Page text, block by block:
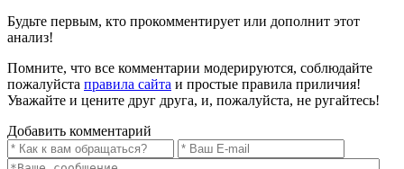
Будьте первым, кто прокомментирует или дополнит этот
анализ!
Помните, что все комментарии модерируются, соблюдайте
пожалуйста правила сайта и простые правила приличия!
Уважайте и цените друг друга, и, пожалуйста, не ругайтесь!
Добавить комментарий